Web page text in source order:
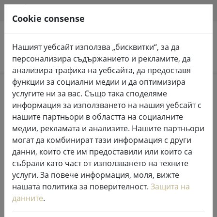
Търсене на продукти
Home
Приказни светлини и осветление
Приказни светлини
Удължител за феерични
светлини Sirius Tech-Line 230V 15
м черен
Cookie consense
Нашият уебсайт използва „бисквитки“, за да
персонализира съдържанието и рекламите, да
анализира трафика на уебсайта, да предоставя
функции за социални медии и да оптимизира
услугите ни за вас. Също така споделяме
информация за използването на нашия уебсайт с
нашите партньори в областта на социалните
медии, рекламата и анализите. Нашите партньори
могат да комбинират тази информация с други
данни, които сте им предоставили или които са
събрали като част от използването на техните
услуги. За повече информация, моля, вижте
нашата политика за поверителност. Защита на
данните.